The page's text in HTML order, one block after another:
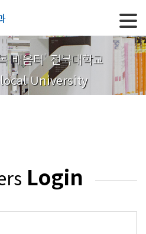
배움터' 전북대학교
University
Login